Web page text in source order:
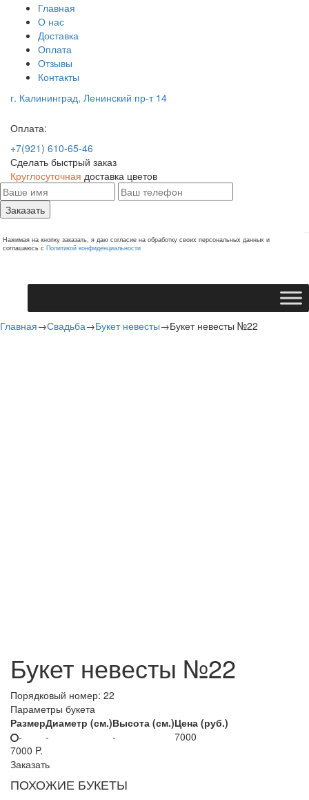
Главная
О нас
Доставка
Оплата
Отзывы
Контакты
г. Калининград, Ленинский пр-т 14
Оплата:
+7(921) 610-65-46
Сделать быстрый заказ
Круглосуточная доставка цветов
Заказать
Нажимая на кнопку заказать, я даю согласие на обработку своих персональных данных и
соглашаюсь с Политикой конфиденциальности
Главная→Свадьба→Букет невесты→Букет невесты №22
Букет невесты №22
Порядковый номер: 22
Параметры букета
РазмерДиаметр (см.)Высота (см.)Цена (руб.)
- - -
7000
7000 P.
Заказать
ПОХОЖИЕ БУКЕТЫ